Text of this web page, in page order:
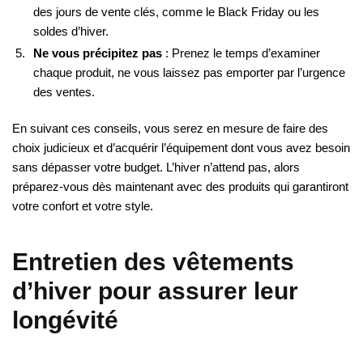
des jours de vente clés, comme le Black Friday ou les
soldes d’hiver.
Ne vous précipitez pas : Prenez le temps d’examiner
chaque produit, ne vous laissez pas emporter par l’urgence
des ventes.
En suivant ces conseils, vous serez en mesure de faire des
choix judicieux et d’acquérir l’équipement dont vous avez besoin
sans dépasser votre budget. L’hiver n’attend pas, alors
préparez-vous dès maintenant avec des produits qui garantiront
votre confort et votre style.
Entretien des vêtements
d’hiver pour assurer leur
longévité